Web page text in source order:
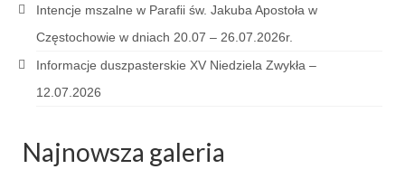
Sakramenty
Sakrament chrztu
Sakrament eucharystii
Sakrament pojednania
Intencje mszalne w Parafii św. Jakuba Apostoła w
Częstochowie w dniach 20.07 – 26.07.2026r.
Informacje duszpasterskie XV Niedziela Zwykła –
12.07.2026
Najnowsza galeria